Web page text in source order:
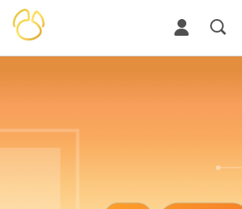
通过合并不同类型的数据库在统一的工
型对象。你可以在不同模型之间高效切
高整体生产力。简化了复杂系统的导航
为每个数据库元素创建极漂亮的文档，
模板中进行选择，并根据你的偏好，通